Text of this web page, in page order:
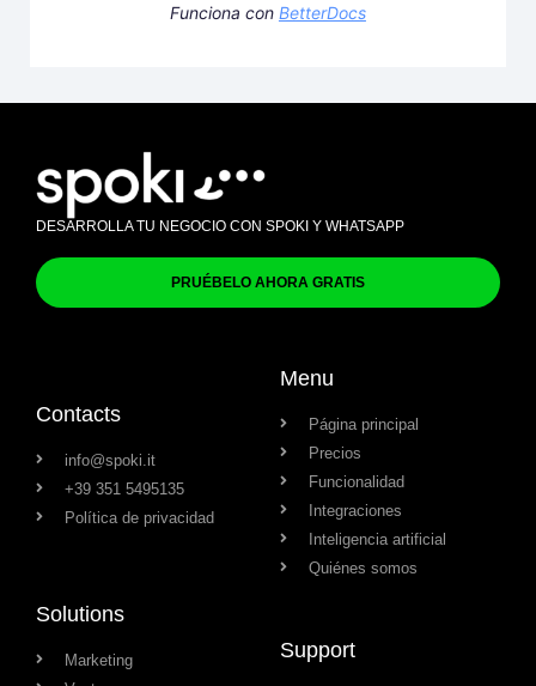
Funciona con BetterDocs
DESARROLLA TU NEGOCIO CON SPOKI Y WHATSAPP
PRUÉBELO AHORA GRATIS
Contacts
info@spoki.it
+39 351 5495135
Política de privacidad
Menu
Página principal
Precios
Funcionalidad
Integraciones
Inteligencia artificial
Quiénes somos
Solutions
Marketing
Support